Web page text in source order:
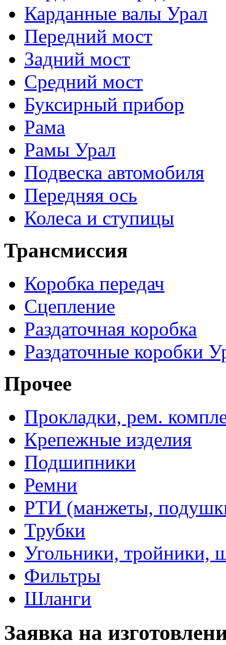
Карданные валы Урал
Передний мост
Задний мост
Средний мост
Буксирный прибор
Рама
Рамы Урал
Подвеска автомобиля
Передняя ось
Колеса и ступицы
Трансмиссия
Коробка передач
Сцепление
Раздаточная коробка
Раздаточные коробки
Прочее
Прокладки, рем.
Крепежные изделия
Подшипники
Ремни
РТИ (манжеты,
Трубки
Угольники, тройники,
Фильтры
Шланги
Заявка на